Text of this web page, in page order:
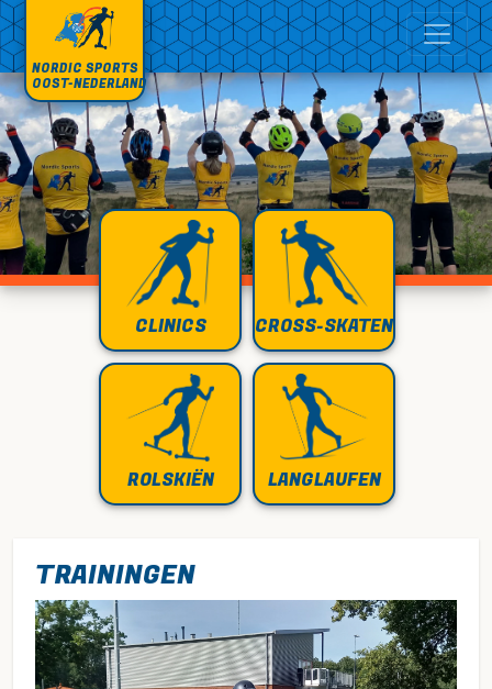
NORDIC SPORTS
OOST-NEDERLAND
CLINICS CROSS-SKATEN
ROLSKIËN LANGLAUFEN
TRAININGEN